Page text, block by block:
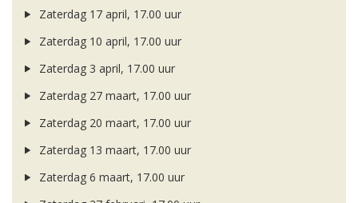
Zaterdag 17 april, 17.00 uur
Zaterdag 10 april, 17.00 uur
Zaterdag 3 april, 17.00 uur
Zaterdag 27 maart, 17.00 uur
Zaterdag 20 maart, 17.00 uur
Zaterdag 13 maart, 17.00 uur
Zaterdag 6 maart, 17.00 uur